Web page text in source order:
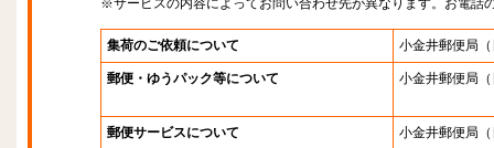
※サービスの内容によってお問い合わせ先が異なります。お電話
集荷のご依頼について 小金井郵便局
郵便・ゆうパック等について 小金井郵便局
郵便サービスについて 小金井郵便局